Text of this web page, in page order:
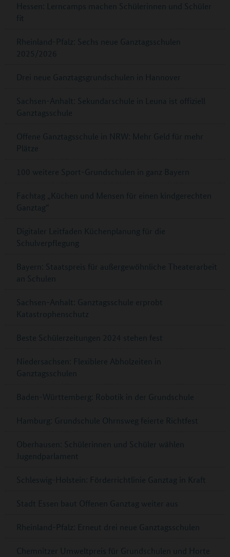
Hessen: Lerncamps machen Schülerinnen und Schüler
fit
Rheinland-Pfalz: Sechs neue Ganztagsschulen
2025/2026
Drei neue Ganztagsgrundschulen in Hannover
Sachsen-Anhalt: Sekundarschule in Leuna ist offiziell
Ganztagsschule
Offene Ganztagsschule in NRW: Mehr Geld für mehr
Plätze
100 weitere Sport-Grundschulen in ganz Bayern
Fachtag „Küchen und Mensen für einen kindgerechten
Ganztag“
Digitaler Leitfaden Küchenplanung für die
Schulverpflegung
Bayern: Staatspreis für außergewöhnliche Theaterarbeit
an Schulen
Sachsen-Anhalt: Ganztagsschule erprobt
Katastrophenschutz
Beste Schülerzeitungen 2024 stehen fest
Niedersachsen: Flexiblere Abholzeiten in
Ganztagsschulen
Baden-Württemberg: Robotik in der Grundschule
Hamburg: Grundschule Ohrnsweg feierte Richtfest
Oberhausen: Schülerinnen und Schüler wählen
Jugendparlament
Schleswig-Holstein: Förderrichtlinie Ganztag in Kraft
Stadt Essen baut Offenen Ganztag weiter aus
Rheinland-Pfalz: Erneut drei neue Ganztagsschulen
Chemnitzer Umweltpreis für Grundschulen und Horte